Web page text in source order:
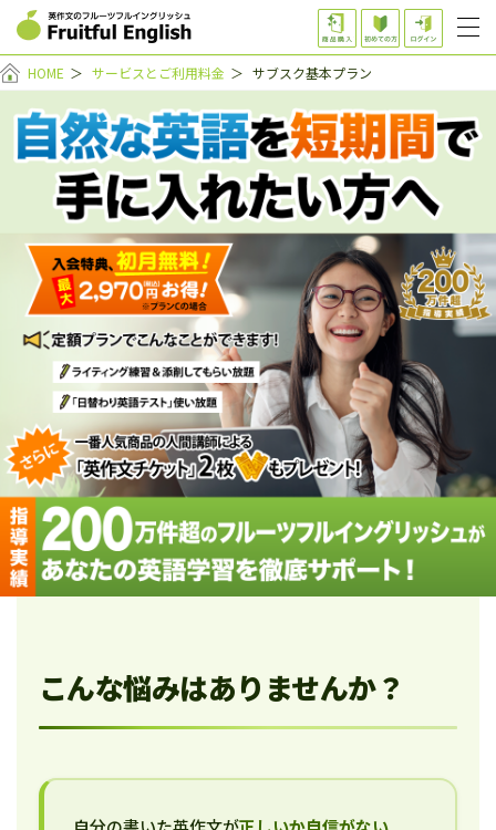
HOME ＞ サービスとご利用料金 ＞ サブスク基本プラン
こんな悩みはありませんか？